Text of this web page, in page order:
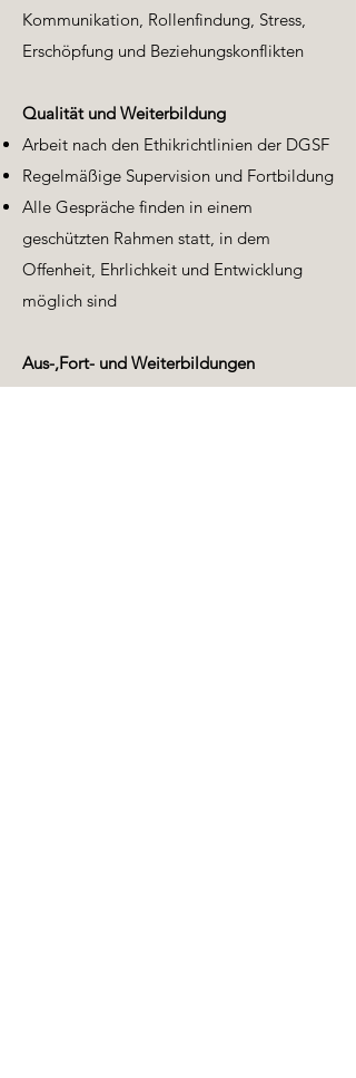
Kommunikation, Rollenfindung, Stress,
Erschöpfung und Beziehungskonflikten
Qualität und Weiterbildung
Arbeit nach den Ethikrichtlinien der DGSF
Regelmäßige Supervision und Fortbildung
Alle Gespräche finden in einem
geschützten Rahmen statt, in dem
Offenheit, Ehrlichkeit und Entwicklung
möglich sind​
Aus-,Fort- und Weiterbildungen
Bachelor & Master of Education